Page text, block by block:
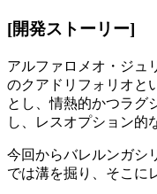
[開発ストーリー]
アルファロメオ・ジュ
のクアドリフォリオと
とし、情熱的かつラグ
し、レスオプション的
今回からバレルンガシ
では溝を掘り、そこに